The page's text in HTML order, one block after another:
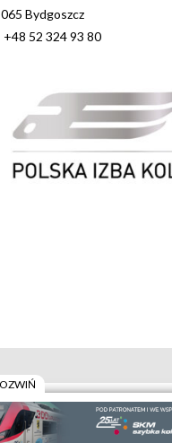
Bydgoszcz
52 324 93 80